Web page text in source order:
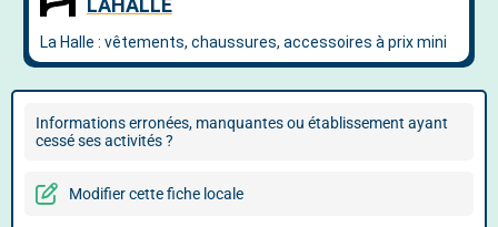
Informations erronées, manquantes ou établissement ayant
cessé ses activités ?
Modifier cette fiche locale